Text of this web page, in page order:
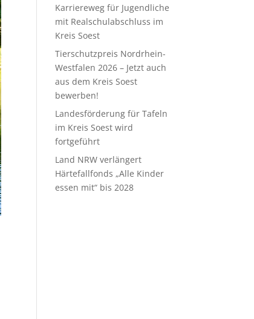
Karriereweg für Jugendliche
mit Realschulabschluss im
Kreis Soest
Tierschutzpreis Nordrhein-
Westfalen 2026 – Jetzt auch
aus dem Kreis Soest
bewerben!
Landesförderung für Tafeln
im Kreis Soest wird
fortgeführt
Land NRW verlängert
Härtefallfonds „Alle Kinder
essen mit“ bis 2028